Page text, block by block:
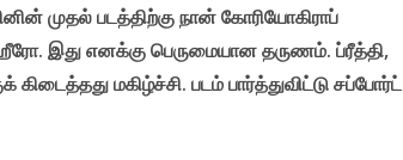
முதல் படத்திற்கு நான் கோரியோகிராப்
இது எனக்கு பெருமையான தருணம். ப்ரீத்தி,
மகிழ்ச்சி. படம் பார்த்துவிட்டு சப்போர்ட்